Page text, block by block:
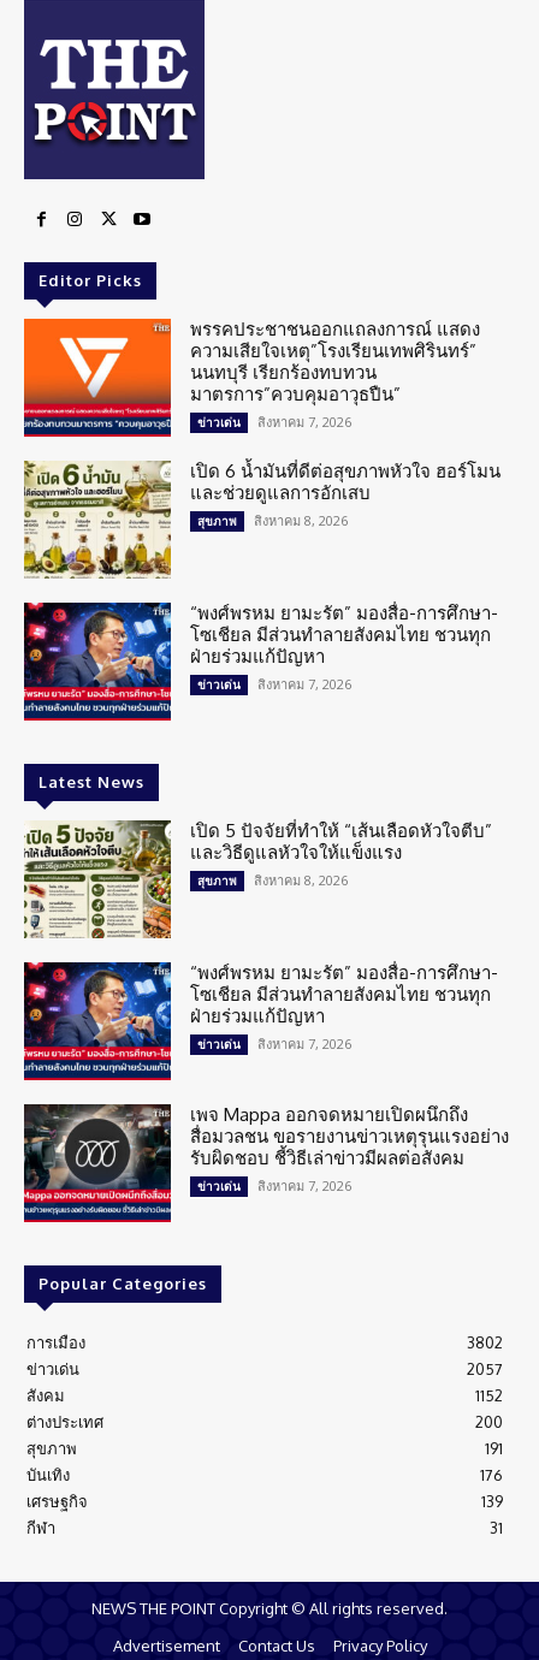
Editor Picks
พรรคประชาชนออกแถลงการณ์ แสดง
ความเสียใจเหตุ”โรงเรียนเทพศิรินทร์”
นนทบุรี เรียกร้องทบทวน
มาตรการ”ควบคุมอาวุธปืน”
ข่าวเด่น สิงหาคม 7, 2026
เปิด 6 น้ำมันที่ดีต่อสุขภาพหัวใจ ฮอร์โมน
และช่วยดูแลการอักเสบ
สุขภาพ สิงหาคม 8, 2026
“พงศ์พรหม ยามะรัต” มองสื่อ-การศึกษา-
โซเชียล มีส่วนทำลายสังคมไทย ชวนทุก
ฝ่ายร่วมแก้ปัญหา
ข่าวเด่น สิงหาคม 7, 2026
Latest News
เปิด 5 ปัจจัยที่ทำให้ “เส้นเลือดหัวใจตีบ”
และวิธีดูแลหัวใจให้แข็งแรง
สุขภาพ สิงหาคม 8, 2026
“พงศ์พรหม ยามะรัต” มองสื่อ-การศึกษา-
โซเชียล มีส่วนทำลายสังคมไทย ชวนทุก
ฝ่ายร่วมแก้ปัญหา
ข่าวเด่น สิงหาคม 7, 2026
เพจ Mappa ออกจดหมายเปิดผนึกถึง
สื่อมวลชน ขอรายงานข่าวเหตุรุนแรงอย่าง
รับผิดชอบ ชี้วิธีเล่าข่าวมีผลต่อสังคม
ข่าวเด่น สิงหาคม 7, 2026
Popular Categories
การเมือง
3802
ข่าวเด่น
2057
สังคม
1152
ต่างประเทศ
200
สุขภาพ
191
บันเทิง
176
เศรษฐกิจ
139
กีฬา
31
NEWS THE POINT Copyright © All rights reserved.
Advertisement
Contact Us Privacy Policy